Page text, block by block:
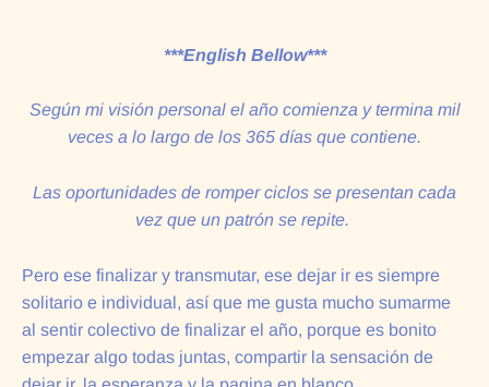
***English Bellow***
Según mi visión personal el año comienza y termina mil
veces a lo largo de los 365 días que contiene.
Las oportunidades de romper ciclos se presentan cada
vez que un patrón se repite.
Pero ese finalizar y transmutar, ese dejar ir es siempre
solitario e individual, así que me gusta mucho sumarme
al sentir colectivo de finalizar el año, porque es bonito
empezar algo todas juntas, compartir la sensación de